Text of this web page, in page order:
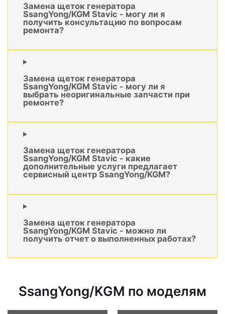
Замена щеток генератора
SsangYong/KGM Stavic - могу ли я
получить консультацию по вопросам
ремонта?
Замена щеток генератора
SsangYong/KGM Stavic - могу ли я
выбрать неоригинальные запчасти при
ремонте?
Замена щеток генератора
SsangYong/KGM Stavic - какие
дополнительные услуги предлагает
сервисный центр SsangYong/KGM?
Замена щеток генератора
SsangYong/KGM Stavic - можно ли
получить отчет о выполненных работах?
SsangYong/KGM по моделям